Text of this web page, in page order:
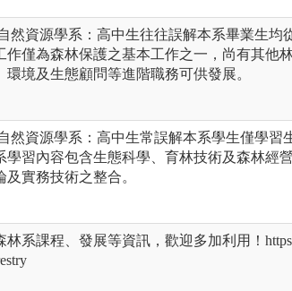
然資源學系：高中生往往誤解本系畢業生均
作僅為森林保護之基本工作之一，尚有其他
境及生態顧問等進階職務可供發展。
然資源學系：高中生常誤解本系學生僅學習
學習內容包含生態科學、育林技術及森林經
實務技術之整合。
林系課程、發展等資訊，歡迎多加利用！